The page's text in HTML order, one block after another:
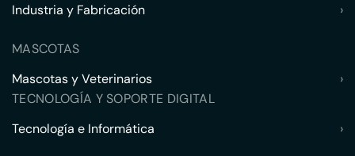
Industria y Fabricación
›
MASCOTAS
Mascotas y Veterinarios
›
TECNOLOGÍA Y SOPORTE DIGITAL
Tecnología e Informática
›